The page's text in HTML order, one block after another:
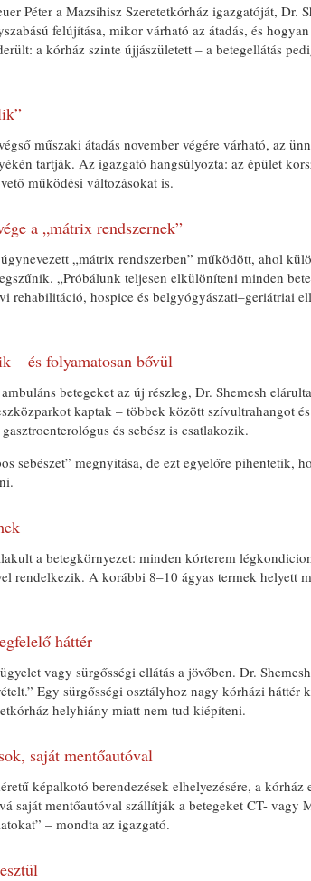
Péter a Mazsihisz Szeretetkórház igazgatóját, Dr.
felújítása, mikor várható az átadás, és
a kórház szinte újjászületett – a betegellátás
műszaki átadás november végére várható, az
tartják. Az igazgató hangsúlyozta: az épület
működési változásokat is.
a „mátrix rendszernek”
„mátrix rendszerben” működött, ahol
„Próbálunk teljesen elkülöníteni minden
rehabilitáció, hospice és belgyógyászati–geriátriai
– és folyamatosan bővül
betegeket az új részleg, Dr. Shemesh
kaptak – többek között szívultrahangot
és sebész is csatlakozik.
sebészet” megnyitása, de ezt egyelőre pihentetik,
a betegkörnyezet: minden kórterem
rendelkezik. A korábbi 8–10 ágyas termek helyett
háttér
vagy sürgősségi ellátás a jövőben. Dr.
Egy sürgősségi osztályhoz nagy kórházi háttér
helyhiány miatt nem tud kiépíteni.
saját mentőautóval
képalkotó berendezések elhelyezésére, a kórház
saját mentőautóval szállítják a betegeket CT- vagy
– mondta az igazgató.